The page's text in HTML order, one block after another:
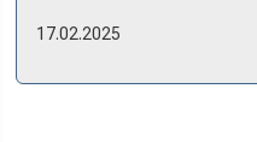
же день купили машину!
17.02.2025